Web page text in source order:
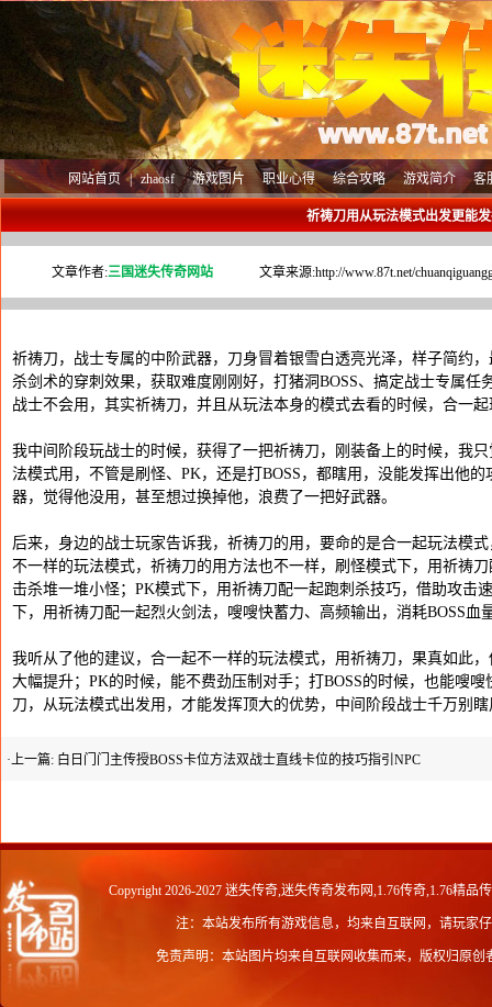
客
游戏简介
综合攻略
职业心得
游戏图片
zhaosf
网站首页 |
祈祷刀用从玩法模式出发更能
文章作者:三国迷失传奇网站 文章来源:http://www.87t.net/
祈祷刀，战士专属的中阶武器，刀身冒着银雪白透亮光泽，样子简约
杀剑术的穿刺效果，获取难度刚刚好，打猪洞BOSS、搞定战士专属
战士不会用，其实祈祷刀，并且从玩法本身的模式去看的时候，合一
我中间阶段玩战士的时候，获得了一把祈祷刀，刚装备上的时候，我
法模式用，不管是刷怪、PK，还是打BOSS，都瞎用，没能发挥出他
器，觉得他没用，甚至想过换掉他，浪费了一把好武器。
后来，身边的战士玩家告诉我，祈祷刀的用，要命的是合一起玩法模
不一样的玩法模式，祈祷刀的用方法也不一样，刷怪模式下，用祈祷
击杀堆一堆小怪；PK模式下，用祈祷刀配一起跑刺杀技巧，借助攻击
下，用祈祷刀配一起烈火剑法，嗖嗖快蓄力、高频输出，消耗BOSS血
我听从了他的建议，合一起不一样的玩法模式，用祈祷刀，果真如此
大幅提升；PK的时候，能不费劲压制对手；打BOSS的时候，也能嗖
刀，从玩法模式出发用，才能发挥顶大的优势，中间阶段战士千万别
·上一篇: 白日门门主传授BOSS卡位方法双战士直线卡位的技巧指引NPC
Copyright 2026-2027 迷失传奇,迷失传奇发布网,1.76传奇,1.76精品
注：本站发布所有游戏信息，均来自互联网，请玩家
免责声明：本站图片均来自互联网收集而来，版权归原